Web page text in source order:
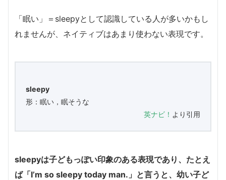
「眠い」＝sleepyとして認識している人が多いかもし
れませんが、ネイティブはあまり使わない表現です。
sleepy
形：眠い，眠そうな
英ナビ！ より引用
sleepyは子どもっぽい印象のある表現であり、たとえ
ば「I’m so sleepy today man.」と言うと、幼い子ど